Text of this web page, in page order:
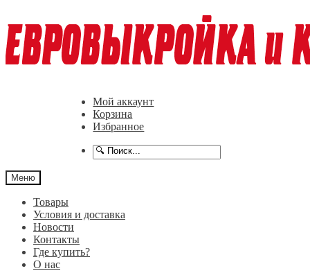
к
навигации
к
содержимому
Мой аккаунт
Корзина
Избранное
Меню
Товары
Условия и доставка
Новости
Контакты
Где купить?
О нас